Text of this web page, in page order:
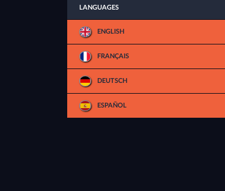
LANGUAGES
ENGLISH
FRANÇAIS
DEUTSCH
ESPAÑOL